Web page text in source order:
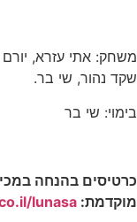
משחק: אתי עזרא,
שקד נהור, שי בר.
בימוי: שי בר
כרטיסים בהנחה
מוקדמת: lunasa